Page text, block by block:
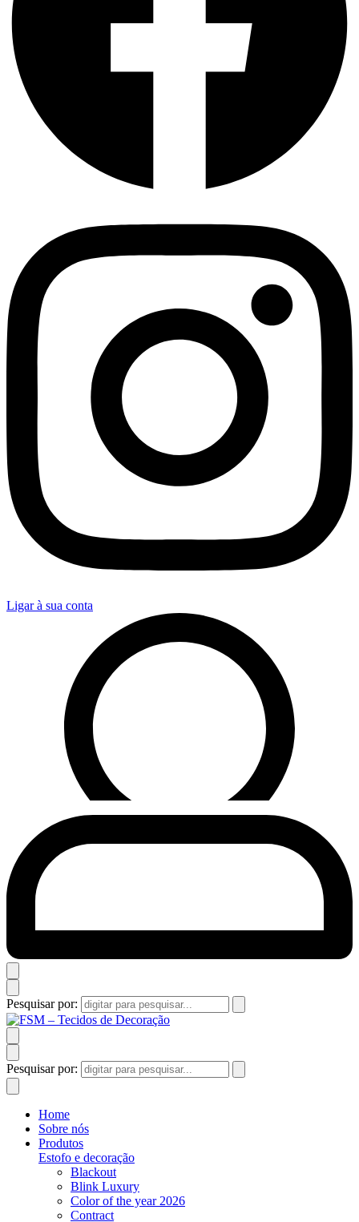
Ligar à sua conta
Pesquisar por:
Pesquisar por:
Home
Sobre nós
Produtos
Estofo e decoração
Blackout
Blink Luxury
Color of the year 2026
Contract